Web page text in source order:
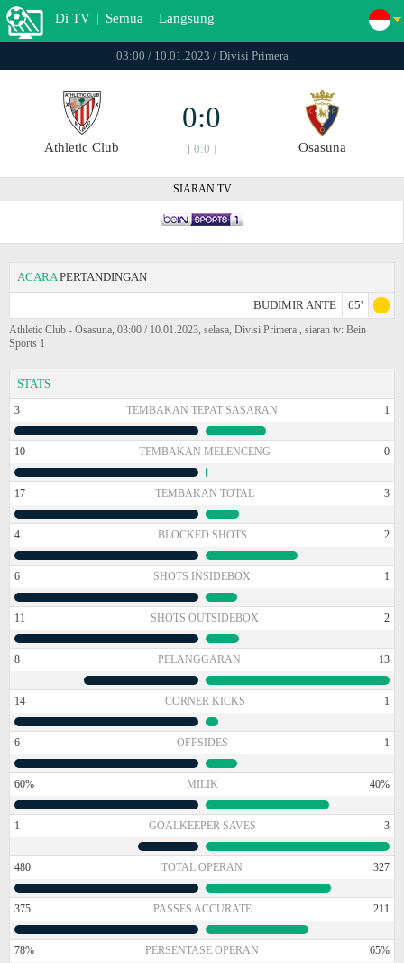
Di TV | Semua | Langsung
03:00 / 10.01.2023 / Divisi Primera
Athletic Club
0:0
[ 0:0 ] Osasuna
SIARAN TV
ACARA PERTANDINGAN
BUDIMIR ANTE 65'
Athletic Club - Osasuna, 03:00 / 10.01.2023, selasa, Divisi Primera , siaran tv: Bein
Sports 1
STATS
3 TEMBAKAN TEPAT SASARAN 1
10 TEMBAKAN MELENCENG 0
17 TEMBAKAN TOTAL 3
4 BLOCKED SHOTS 2
6 SHOTS INSIDEBOX 1
11 SHOTS OUTSIDEBOX 2
8 PELANGGARAN 13
14 CORNER KICKS 1
6 OFFSIDES 1
60% MILIK 40%
1 GOALKEEPER SAVES 3
480 TOTAL OPERAN 327
375 PASSES ACCURATE 211
78% PERSENTASE OPERAN 65%